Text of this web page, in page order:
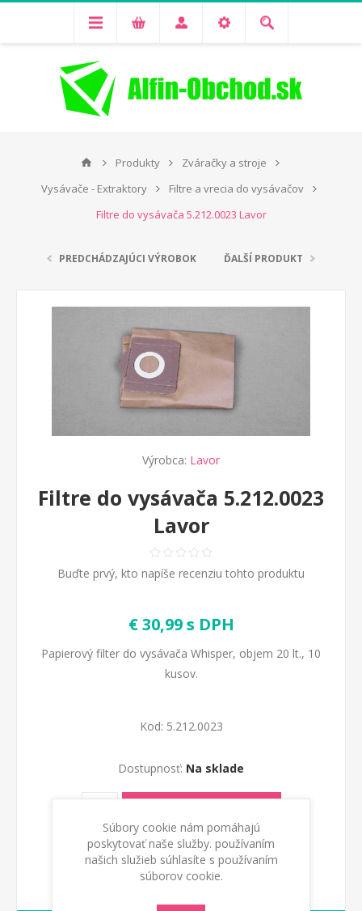
Produkty
Zváračky a stroje
Vysávače - Extraktory
Filtre a vrecia do vysávačov
Filtre do vysávača 5.212.0023 Lavor
PREDCHÁDZAJÚCI VÝROBOK ĎALŠÍ PRODUKT
Výrobca: Lavor
Filtre do vysávača 5.212.0023
Lavor
Buďte prvý, kto napíše recenziu tohto produktu
€ 30,99 s DPH
Papierový filter do vysávača Whisper, objem 20 lt., 10
kusov.
Kod: 5.212.0023
Dostupnosť: Na sklade
Súbory cookie nám pomáhajú
poskytovať naše služby. používaním
našich služieb súhlasíte s používaním
súborov cookie.